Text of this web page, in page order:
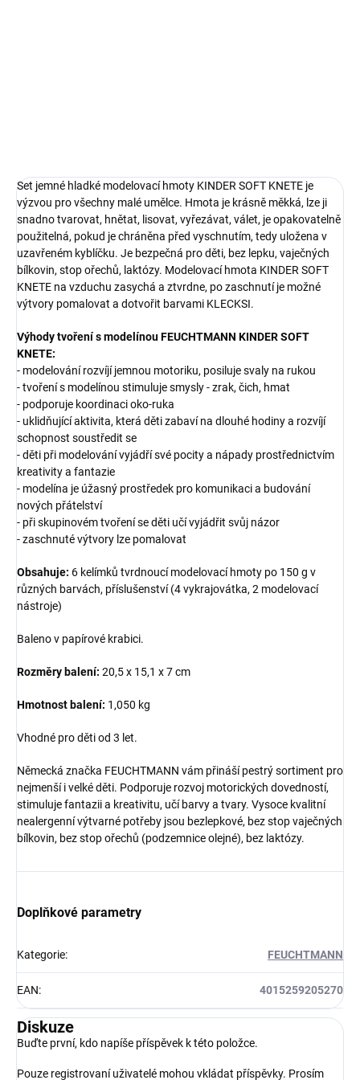
Set jemné hladké modelovací hmoty KINDER SOFT KNETE je
výzvou pro všechny malé umělce. Hmota je krásně měkká, lze ji
snadno tvarovat, hnětat, lisovat, vyřezávat, válet, je opakovatelně
použitelná, pokud je chráněna před vyschnutím, tedy uložena v
uzavřeném kyblíčku. Je bezpečná pro děti, bez lepku, vaječných
bílkovin, stop ořechů, laktózy. Modelovací hmota KINDER SOFT
KNETE na vzduchu zasychá a ztvrdne, po zaschnutí je možné
výtvory pomalovat a dotvořit barvami KLECKSI.
Výhody tvoření s modelínou FEUCHTMANN KINDER SOFT
KNETE:
- modelování rozvíjí jemnou motoriku, posiluje svaly na rukou
- tvoření s modelínou stimuluje smysly - zrak, čich, hmat
- podporuje koordinaci oko-ruka
- uklidňující aktivita, která děti zabaví na dlouhé hodiny a rozvíjí
schopnost soustředit se
- děti při modelování vyjádří své pocity a nápady prostřednictvím
kreativity a fantazie
- modelína je úžasný prostředek pro komunikaci a budování
nových přátelství
- při skupinovém tvoření se děti učí vyjádřit svůj názor
- zaschnuté výtvory lze pomalovat
Obsahuje: 6 kelímků tvrdnoucí modelovací hmoty po 150 g v
různých barvách, příslušenství (4 vykrajovátka, 2 modelovací
nástroje)
Baleno v papírové krabici.
Rozměry balení: 20,5 x 15,1 x 7 cm
Hmotnost balení: 1,050 kg
Vhodné pro děti od 3 let.
Německá značka FEUCHTMANN vám přináší pestrý sortiment pro
nejmenší i velké děti. Podporuje rozvoj motorických dovedností,
stimuluje fantazii a kreativitu, učí barvy a tvary. Vysoce kvalitní
nealergenní výtvarné potřeby jsou bezlepkové, bez stop vaječných
bílkovin, bez stop ořechů (podzemnice olejné), bez laktózy.
Doplňkové parametry
Kategorie: FEUCHTMANN
EAN: 4015259205270
Diskuze
Buďte první, kdo napíše příspěvek k této položce.
Pouze registrovaní uživatelé mohou vkládat příspěvky. Prosím